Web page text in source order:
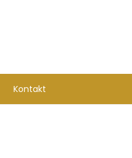
Kontakt